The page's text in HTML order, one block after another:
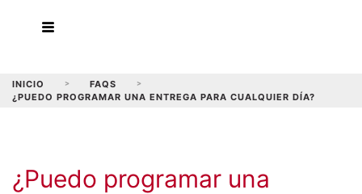
INICIO > FAQS >
¿PUEDO PROGRAMAR UNA ENTREGA PARA CUALQUIER DÍA?
¿Puedo programar una